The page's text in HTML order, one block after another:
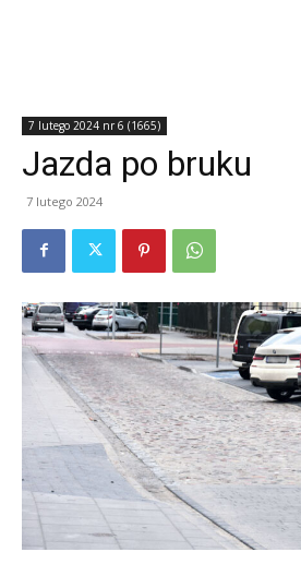
7 lutego 2024 nr 6 (1665)
Jazda po bruku
7 lutego 2024